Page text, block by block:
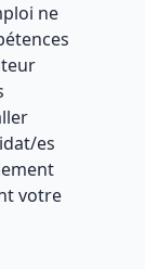
ne
es
votre